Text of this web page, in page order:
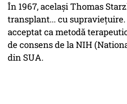
În 1967, același Thomas
transplant... cu supraviețuire.
acceptat ca metodă
de consens de la NIH
din SUA.